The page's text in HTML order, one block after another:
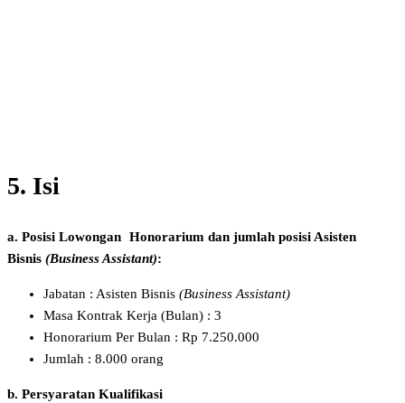
5. Isi
a. Posisi Lowongan Honorarium dan jumlah posisi Asisten
Bisnis (Business Assistant):
Jabatan : Asisten Bisnis (Business Assistant)
Masa Kontrak Kerja (Bulan) : 3
Honorarium Per Bulan : Rp 7.250.000
Jumlah : 8.000 orang
b. Persyaratan Kualifikasi